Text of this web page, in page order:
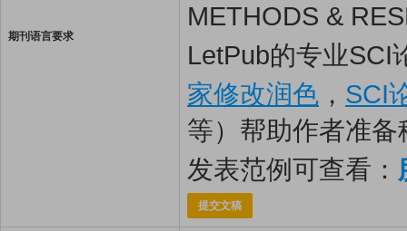
期刊语言要求
METHODS &
LetPub的专业SCI
家修改润色 ， SCI
等）帮助作者准
发表范例可查看：
提交文稿